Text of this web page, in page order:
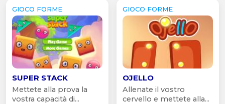
GIOCO FORME
SUPER STACK
Mettete alla prova la
vostra capacità di...
GIOCO FORME
OJELLO
Allenate il vostro
cervello e mettete alla...